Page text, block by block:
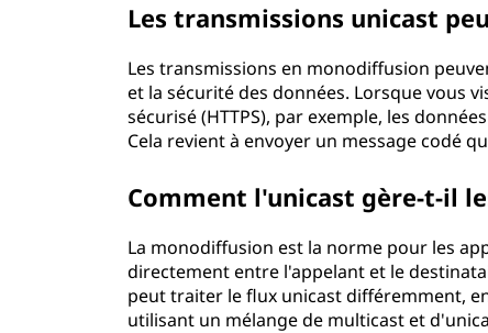
Les transmissions unicast
Les transmissions en monodiffusion
et la sécurité des données. Lorsque vous
sécurisé (HTTPS), par exemple, les
Cela revient à envoyer un message codé
Comment l'unicast gère-t-il
La monodiffusion est la norme pour les
directement entre l'appelant et le
peut traiter le flux unicast différemment,
utilisant un mélange de multicast et